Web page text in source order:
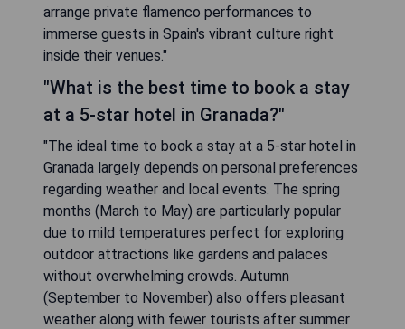
arrange private flamenco performances to
immerse guests in Spain's vibrant culture right
inside their venues."
"What is the best time to book a stay
at a 5-star hotel in Granada?"
"The ideal time to book a stay at a 5-star hotel in
Granada largely depends on personal preferences
regarding weather and local events. The spring
months (March to May) are particularly popular
due to mild temperatures perfect for exploring
outdoor attractions like gardens and palaces
without overwhelming crowds. Autumn
(September to November) also offers pleasant
weather along with fewer tourists after summer